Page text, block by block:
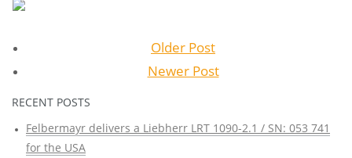
Older Post
Newer Post
RECENT POSTS
Felbermayr delivers a Liebherr LRT 1090-2.1 / SN: 053 741
for the USA